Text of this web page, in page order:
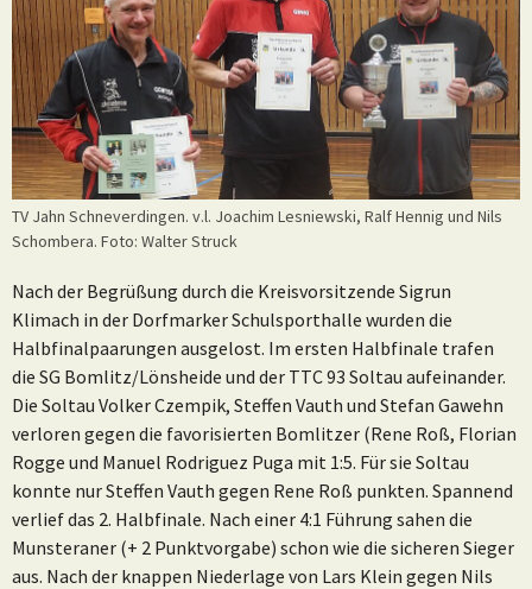
TV Jahn Schneverdingen. v.l. Joachim Lesniewski, Ralf Hennig und Nils
Schombera. Foto: Walter Struck
Nach der Begrüßung durch die Kreisvorsitzende Sigrun
Klimach in der Dorfmarker Schulsporthalle wurden die
Halbfinalpaarungen ausgelost. Im ersten Halbfinale trafen
die SG Bomlitz/Lönsheide und der TTC 93 Soltau aufeinander.
Die Soltau Volker Czempik, Steffen Vauth und Stefan Gawehn
verloren gegen die favorisierten Bomlitzer (Rene Roß, Florian
Rogge und Manuel Rodriguez Puga mit 1:5. Für sie Soltau
konnte nur Steffen Vauth gegen Rene Roß punkten. Spannend
verlief das 2. Halbfinale. Nach einer 4:1 Führung sahen die
Munsteraner (+ 2 Punktvorgabe) schon wie die sicheren Sieger
aus. Nach der knappen Niederlage von Lars Klein gegen Nils